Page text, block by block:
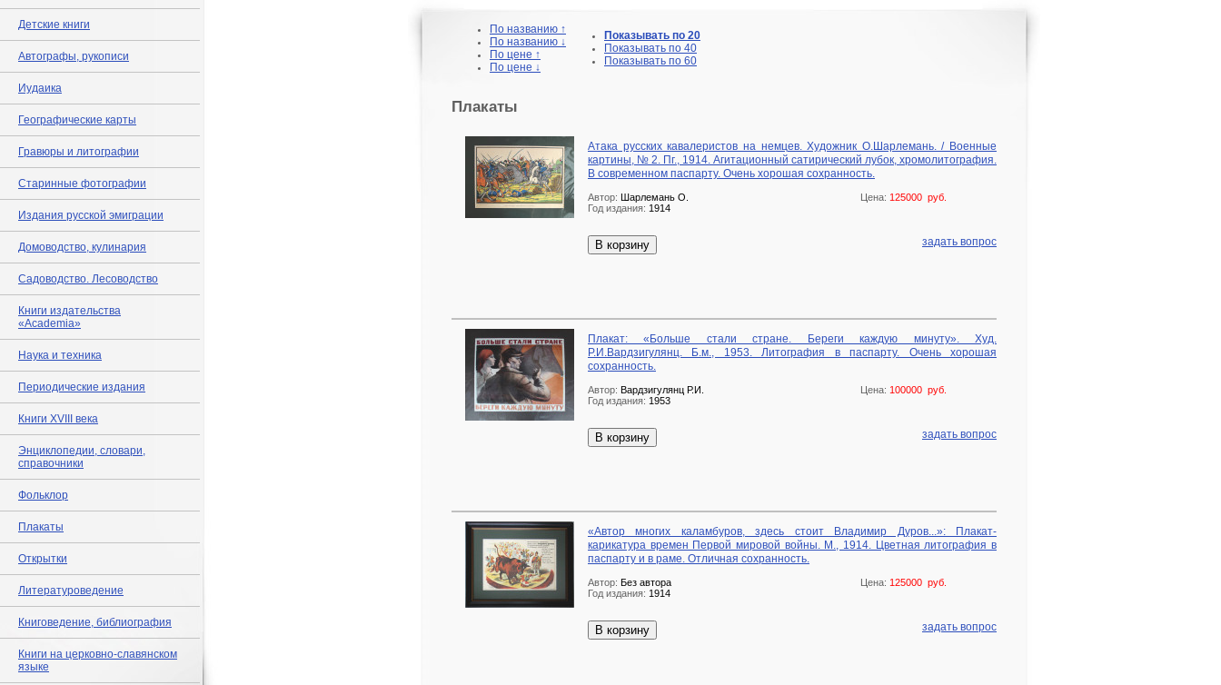
Детские книги
Автографы, рукописи
Иудаика
Географические карты
Гравюры и литографии
Старинные фотографии
Издания русской эмиграции
Домоводство, кулинария
Садоводство. Лесоводство
Книги издательства
«Academia»
Наука и техника
Периодические издания
Книги XVIII века
Энциклопедии, словари,
справочники
Фольклор
Плакаты
Открытки
Литературоведение
Книговедение, библиография
Книги на церковно-славянском
языке
По названию ↑
По названию ↓
По цене ↑
По цене ↓
Показывать по 20
Показывать по 40
Показывать по 60
Плакаты
Атака русских кавалеристов на немцев. Художник О.Шарлемань. / Военные
картины, № 2. Пг., 1914. Агитационный сатирический лубок, хромолитография.
В современном паспарту. Очень хорошая сохранность.
Цена: 125000 руб.
Автор: Шарлемань О.
Год издания: 1914
В корзину задать вопрос
Плакат: «Больше стали стране. Береги каждую минуту». Худ.
Р.И.Вардзигулянц. Б.м., 1953. Литография в паспарту. Очень хорошая
сохранность.
Цена: 100000 руб.
Автор: Вардзигулянц Р.И.
Год издания: 1953
В корзину задать вопрос
«Автор многих каламбуров, здесь стоит Владимир Дуров...»: Плакат-
карикатура времен Первой мировой войны. М., 1914. Цветная литография в
паспарту и в раме. Отличная сохранность.
Цена: 125000 руб.
Автор: Без автора
Год издания: 1914
В корзину задать вопрос